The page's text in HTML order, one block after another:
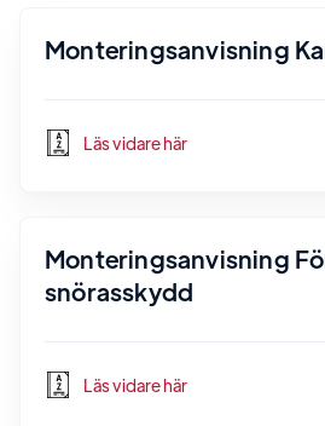
Monteringsanvisning
Läs vidare här
Monteringsanvisning
snörasskydd
Läs vidare här